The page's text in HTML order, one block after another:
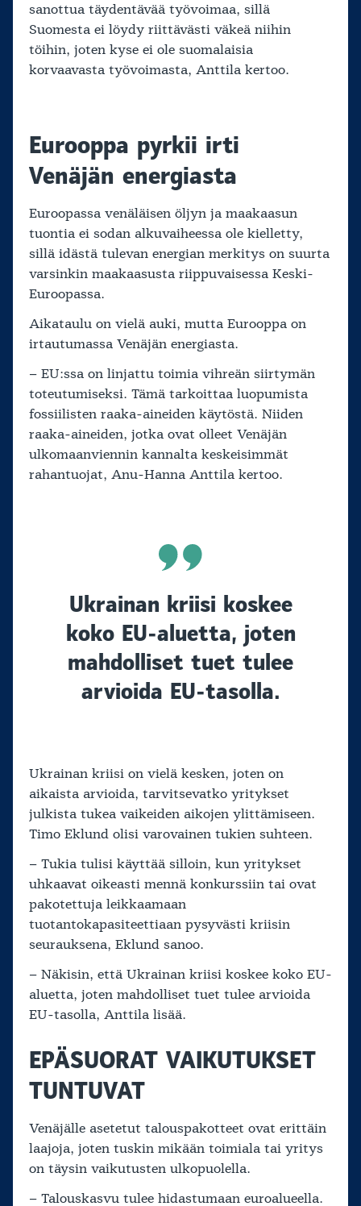
sanottua täydentävää työvoimaa, sillä
Suomesta ei löydy riittävästi väkeä niihin
töihin, joten kyse ei ole suomalaisia
korvaavasta työvoimasta, Anttila kertoo.
Eurooppa pyrkii irti
Venäjän energiasta
Euroopassa venäläisen öljyn ja maakaasun
tuontia ei sodan alkuvaiheessa ole kielletty,
sillä idästä tulevan energian merkitys on suurta
varsinkin maakaasusta riippuvaisessa Keski-
Euroopassa.
Aikataulu on vielä auki, mutta Eurooppa on
irtautumassa Venäjän energiasta.
– EU:ssa on linjattu toimia vihreän siirtymän
toteutumiseksi. Tämä tarkoittaa luopumista
fossiilisten raaka-aineiden käytöstä. Niiden
raaka-aineiden, jotka ovat olleet Venäjän
ulkomaanviennin kannalta keskeisimmät
rahantuojat, Anu-Hanna Anttila kertoo.
Ukrainan kriisi koskee
koko EU-aluetta, joten
mahdolliset tuet tulee
arvioida EU-tasolla.
Ukrainan kriisi on vielä kesken, joten on
aikaista arvioida, tarvitsevatko yritykset
julkista tukea vaikeiden aikojen ylittämiseen.
Timo Eklund olisi varovainen tukien suhteen.
– Tukia tulisi käyttää silloin, kun yritykset
uhkaavat oikeasti mennä konkurssiin tai ovat
pakotettuja leikkaamaan
tuotantokapasiteettiaan pysyvästi kriisin
seurauksena, Eklund sanoo.
– Näkisin, että Ukrainan kriisi koskee koko EU-
aluetta, joten mahdolliset tuet tulee arvioida
EU-tasolla, Anttila lisää.
EPÄSUORAT VAIKUTUKSET
TUNTUVAT
Venäjälle asetetut talouspakotteet ovat erittäin
laajoja, joten tuskin mikään toimiala tai yritys
on täysin vaikutusten ulkopuolella.
– Talouskasvu tulee hidastumaan euroalueella.